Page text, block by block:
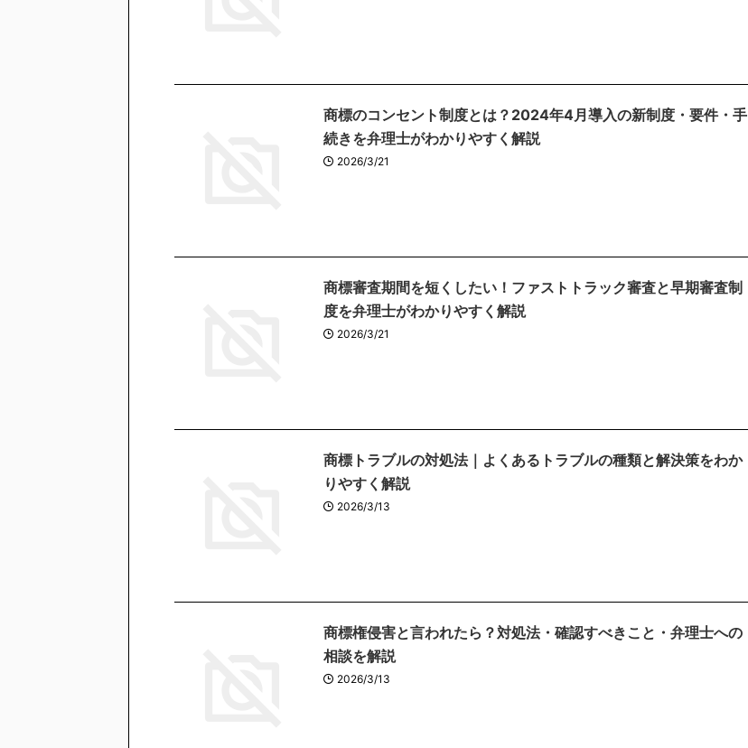
商標のコンセント制度とは？2024年4月導入の新制度・要件・手
続きを弁理士がわかりやすく解説
2026/3/21
商標審査期間を短くしたい！ファストトラック審査と早期審査制
度を弁理士がわかりやすく解説
2026/3/21
商標トラブルの対処法｜よくあるトラブルの種類と解決策をわか
りやすく解説
2026/3/13
商標権侵害と言われたら？対処法・確認すべきこと・弁理士への
相談を解説
2026/3/13